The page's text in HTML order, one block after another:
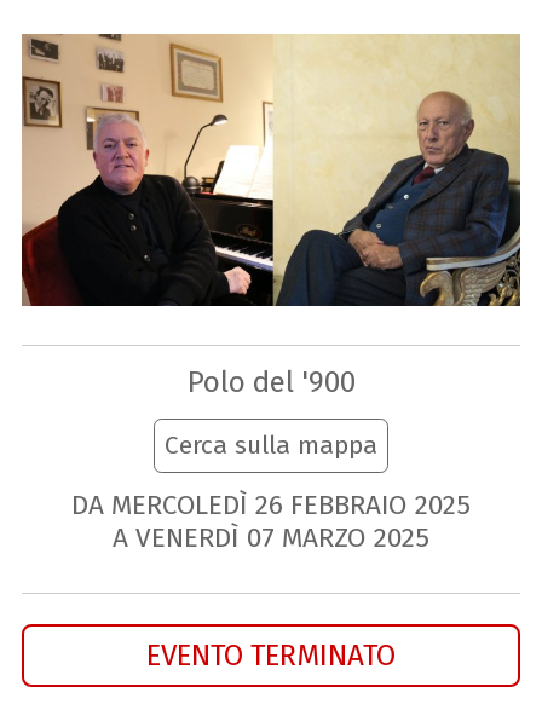
Polo del '900
Cerca sulla mappa
DA MERCOLEDÌ 26 FEBBRAIO 2025
A VENERDÌ 07 MARZO 2025
EVENTO TERMINATO